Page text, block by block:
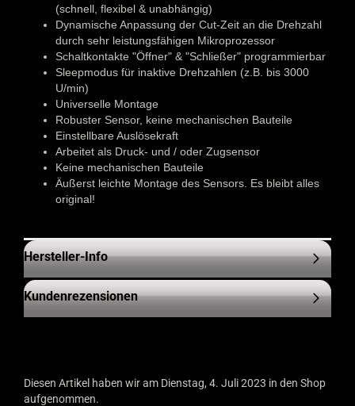
(schnell, flexibel & unabhängig)
Dynamische Anpassung der Cut-Zeit an die Drehzahl
durch sehr leistungsfähigen Mikroprozessor
Schaltkontakte "Öffner" & "Schließer" programmierbar
Sleepmodus für inaktive Drehzahlen (z.B. bis 3000
U/min)
Universelle Montage
Robuster Sensor, keine mechanischen Bauteile
Einstellbare Auslösekraft
Arbeitet als Druck- und / oder Zugsensor
Keine mechanischen Bauteile
Äußerst leichte Montage des Sensors. Es bleibt alles
original!
Hersteller-Info
Kundenrezensionen
Diesen Artikel haben wir am Dienstag, 4. Juli 2023 in den Shop
aufgenommen.